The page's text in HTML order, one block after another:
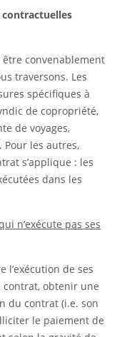
convenablement
traversons. Les
spécifiques à
de copropriété,
de voyages,
Pour les autres,
s’applique : les
dans les
n’exécute pas ses
l’exécution de ses
contrat, obtenir une
du contrat (i.e. son
le paiement de